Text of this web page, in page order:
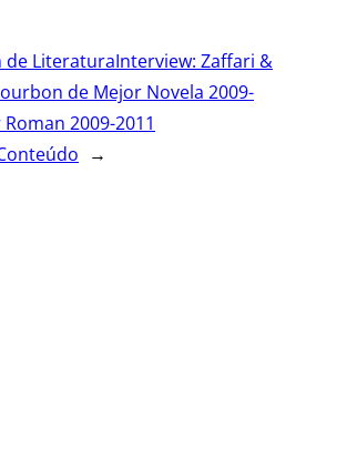
de LiteraturaInterview: Zaffari &
de Mejor Novela 2009-
2009-2011
→